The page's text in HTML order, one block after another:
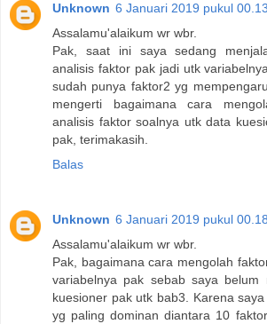
Unknown 6 Januari 2019 pukul 00.13
Assalamu'alaikum wr wbr.
Pak, saat ini saya sedang
analisis faktor pak jadi utk
sudah punya faktor2 yg
mengerti bagaimana cara
analisis faktor soalnya utk data
pak, terimakasih.
Balas
Unknown 6 Januari 2019 pukul 00.18
Assalamu'alaikum wr wbr.
Pak, bagaimana cara mengolah
variabelnya pak sebab saya belum
kuesioner pak utk bab3. Karena
yg paling dominan diantara 10